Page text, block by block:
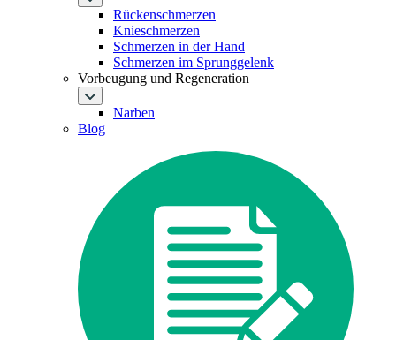
Rückenschmerzen
Knieschmerzen
Schmerzen in der Hand
Schmerzen im Sprunggelenk
Vorbeugung und Regeneration
Narben
Blog